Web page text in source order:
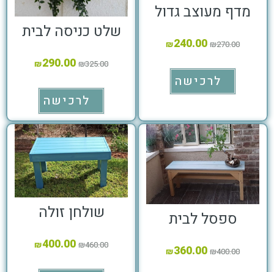
מדף מעוצב גדול
₪270.00
₪240.00
לרכישה
שלט כניסה לבית
₪325.00
₪290.00
לרכישה
ספסל לבית
₪400.00
₪360.00
שולחן זולה
₪460.00
₪400.00